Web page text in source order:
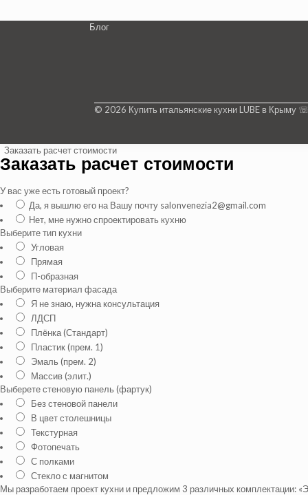
Блог
© 2026 Купить итальянские кухни LUBE в Крыму
Заказать расчет стоимости
Заказать расчет стоимости
У вас уже есть готовый проект?
Да, я вышлю его на Вашу почту salonvenezia2@gmail.com
Нет, мне нужно спроектировать кухню
Выберите тип кухни
Угловая
Прямая
П-образная
Выберите материал фасада
Я не знаю, нужна консультация
ЛДСП
Плёнка (Стандарт)
Пластик (прем. 1)
Эмаль (прем. 2)
Массив (элит.)
Выберете стеновую панель (фартук)
Без стеновой панели
В цвет столешницы
Текстурная
Фотопечать
С полками
Стекло с магнитом
Мы разработаем проект кухни и предложим 3 различных комплектации: